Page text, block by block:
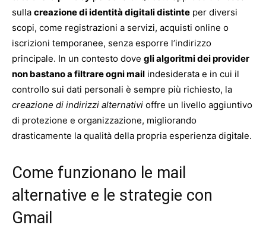
sulla creazione di identità digitali distinte per diversi
scopi, come registrazioni a servizi, acquisti online o
iscrizioni temporanee, senza esporre l’indirizzo
principale. In un contesto dove gli algoritmi dei provider
non bastano a filtrare ogni mail indesiderata e in cui il
controllo sui dati personali è sempre più richiesto, la
creazione di indirizzi alternativi offre un livello aggiuntivo
di protezione e organizzazione, migliorando
drasticamente la qualità della propria esperienza digitale.
Come funzionano le mail
alternative e le strategie con
Gmail